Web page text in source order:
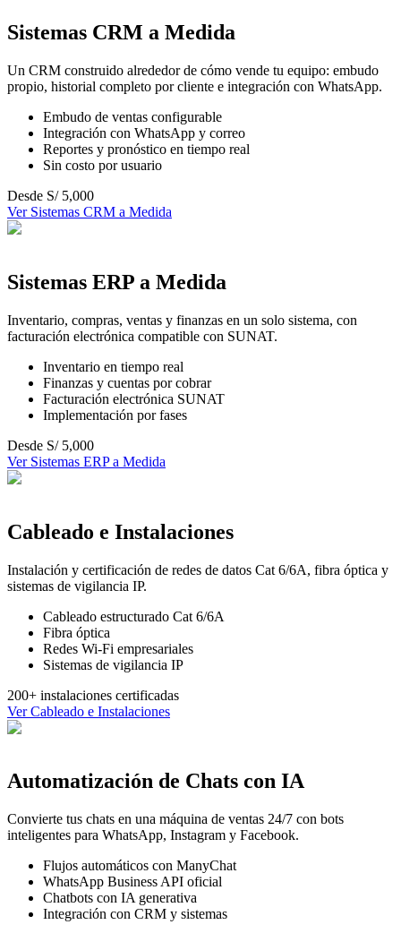
Sistemas CRM a Medida
Un CRM construido alrededor de cómo vende tu equipo: embudo
propio, historial completo por cliente e integración con WhatsApp.
Embudo de ventas configurable
Integración con WhatsApp y correo
Reportes y pronóstico en tiempo real
Sin costo por usuario
Desde S/ 5,000
Ver Sistemas CRM a Medida
Sistemas ERP a Medida
Inventario, compras, ventas y finanzas en un solo sistema, con
facturación electrónica compatible con SUNAT.
Inventario en tiempo real
Finanzas y cuentas por cobrar
Facturación electrónica SUNAT
Implementación por fases
Desde S/ 5,000
Ver Sistemas ERP a Medida
Cableado e Instalaciones
Instalación y certificación de redes de datos Cat 6/6A, fibra óptica y
sistemas de vigilancia IP.
Cableado estructurado Cat 6/6A
Fibra óptica
Redes Wi-Fi empresariales
Sistemas de vigilancia IP
200+ instalaciones certificadas
Ver Cableado e Instalaciones
Automatización de Chats con IA
Convierte tus chats en una máquina de ventas 24/7 con bots
inteligentes para WhatsApp, Instagram y Facebook.
Flujos automáticos con ManyChat
WhatsApp Business API oficial
Chatbots con IA generativa
Integración con CRM y sistemas